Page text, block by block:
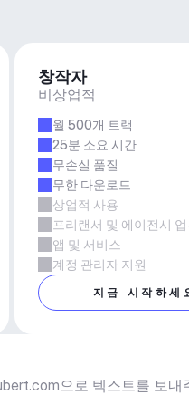
창작자
비상업적
월 500개 트랙
25분 소요 시간
무손실 품질
무한 다운로드
상업적 사용
프리랜서 및 에이전시
앱 및 서비스
계정 관리자 지원
지금 시작하세
으로 텍스트를 보내